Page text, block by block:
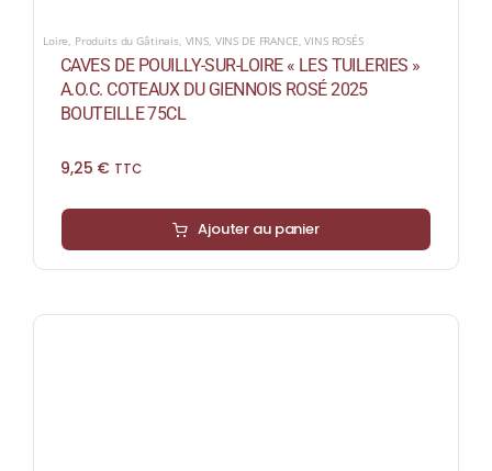
Loire, Produits du Gâtinais, VINS, VINS DE FRANCE,VINS ROSÉS
CAVES DE POUILLY-SUR-LOIRE « LES TUILERIES »
A.O.C. COTEAUX DU GIENNOIS ROSÉ 2025
BOUTEILLE 75CL
9,25 € TTC
Ajouter au panier